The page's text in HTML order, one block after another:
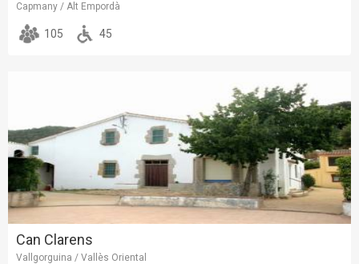
Capmany / Alt Empordà
105 45
Can Clarens
Vallgorguina / Vallès Oriental